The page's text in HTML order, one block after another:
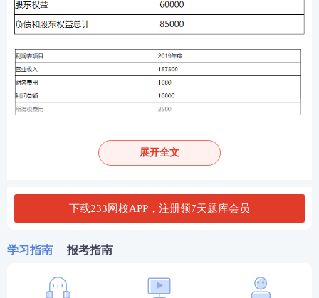
资料一：甲公司2019年预计财务报表主要数据。
甲公司2019年财务费用均为利息费用，资本化利息25
0万元。
资料二:筹资方案。
甲公司拟平价发行可转换债券，面值1000元，票面利
展开全文
下载233网校APP，注册领7天题库会员
学习指南 报考指南